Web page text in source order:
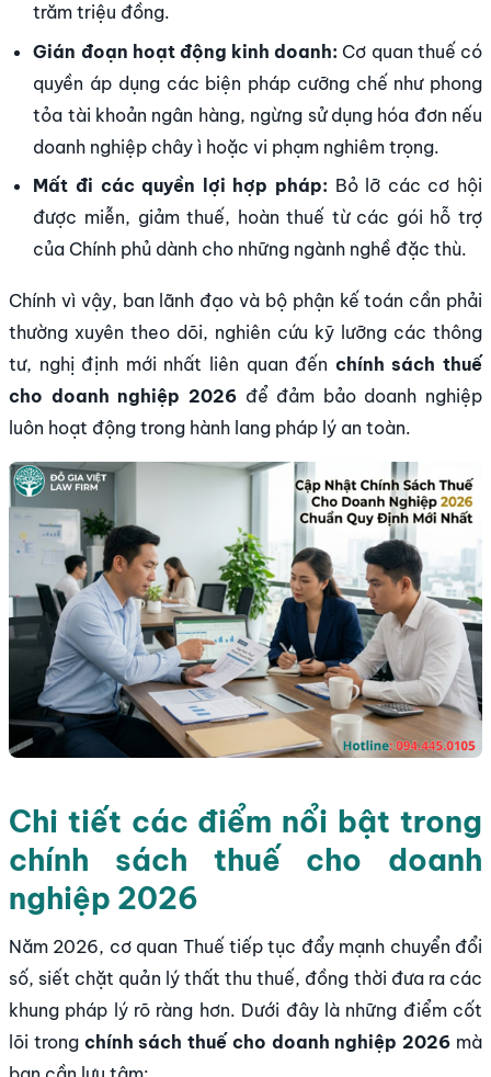
trăm triệu đồng.
Gián đoạn hoạt động kinh doanh: Cơ quan thuế có
quyền áp dụng các biện pháp cưỡng chế như phong
tỏa tài khoản ngân hàng, ngừng sử dụng hóa đơn nếu
doanh nghiệp chây ì hoặc vi phạm nghiêm trọng.
Mất đi các quyền lợi hợp pháp: Bỏ lỡ các cơ hội
được miễn, giảm thuế, hoàn thuế từ các gói hỗ trợ
của Chính phủ dành cho những ngành nghề đặc thù.
Chính vì vậy, ban lãnh đạo và bộ phận kế toán cần phải
thường xuyên theo dõi, nghiên cứu kỹ lưỡng các thông
tư, nghị định mới nhất liên quan đến chính sách thuế
cho doanh nghiệp 2026để đảm bảo doanh nghiệp
luôn hoạt động trong hành lang pháp lý an toàn.
Chi tiết các điểm nổi bật trong
chính sách thuế cho doanh
nghiệp 2026
Năm 2026, cơ quan Thuế tiếp tục đẩy mạnh chuyển đổi
số, siết chặt quản lý thất thu thuế, đồng thời đưa ra các
khung pháp lý rõ ràng hơn. Dưới đây là những điểm cốt
lõi trong chính sách thuế cho doanh nghiệp 2026 mà